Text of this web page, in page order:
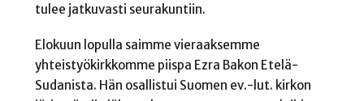
tulee jatkuvasti seurakuntiin.
Elokuun lopulla saimme vieraaksemme
yhteistyökirkkomme piispa Ezra Bakon Etelä-
Sudanista. Hän osallistui Suomen ev.-lut. kirkon